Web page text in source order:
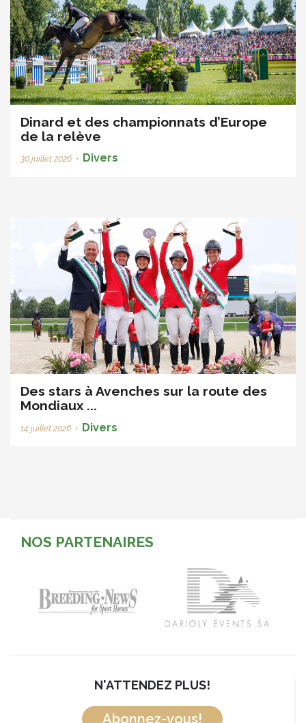
Dinard et des championnats d’Europe
de la relève
30 juillet 2026 • Divers
Des stars à Avenches sur la route des
Mondiaux ...
14 juillet 2026 • Divers
NOS PARTENAIRES
N'ATTENDEZ PLUS!
Abonnez-vous!